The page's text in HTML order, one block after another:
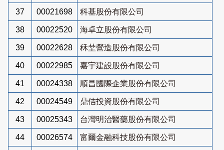
37 00021698 科基股份有限公司
38 00022520 海卓立股份有限公司
39 00022628 秝埜營造股份有限公司
40 00022985 嘉宇建設股份有限公司
41 00024338 順昌國際企業股份有限公司
42 00024549 鼎佶投資股份有限公司
43 00025343 台灣明治醫藥股份有限公司
44 00026574 富爾金融科技股份有限公司